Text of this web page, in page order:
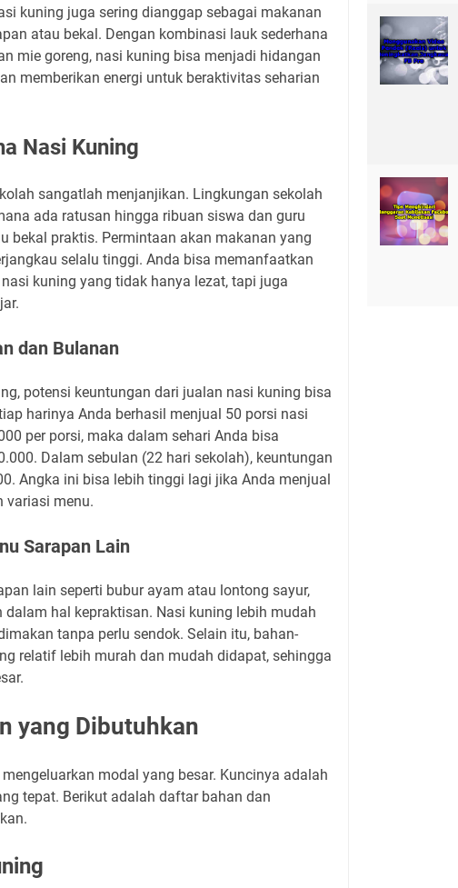
kuning juga sering dianggap sebagai makanan
atau bekal. Dengan kombinasi lauk sederhana
mie goreng, nasi kuning bisa menjadi hidangan
memberikan energi untuk beraktivitas seharian
Nasi Kuning
sangatlah menjanjikan. Lingkungan sekolah
ada ratusan hingga ribuan siswa dan guru
bekal praktis. Permintaan akan makanan yang
selalu tinggi. Anda bisa memanfaatkan
kuning yang tidak hanya lezat, tapi juga
dan Bulanan
potensi keuntungan dari jualan nasi kuning bisa
harinya Anda berhasil menjual 50 porsi nasi
per porsi, maka dalam sehari Anda bisa
Dalam sebulan (22 hari sekolah), keuntungan
Angka ini bisa lebih tinggi lagi jika Anda menjual
variasi menu.
Sarapan Lain
lain seperti bubur ayam atau lontong sayur,
hal kepraktisan. Nasi kuning lebih mudah
tanpa perlu sendok. Selain itu, bahan-
relatif lebih murah dan mudah didapat, sehingga
yang Dibutuhkan
modal yang besar. Kuncinya adalah
tepat. Berikut adalah daftar bahan dan